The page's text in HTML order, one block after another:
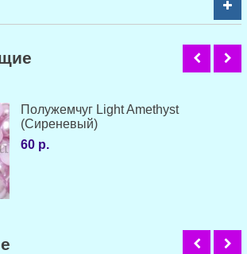
Полужемчуг Light Amethyst
(Сиреневый)
60 р.